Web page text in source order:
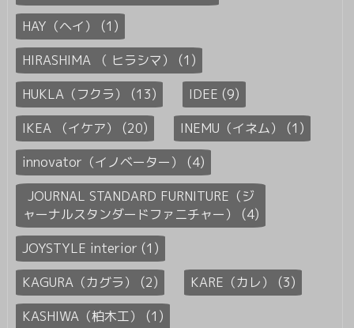
HAY（ヘイ） (1)
HIRASHIMA （ ヒラシマ） (1)
HUKLA（フクラ） (13)
IDEE (9)
IKEA （イケア） (20)
INEMU（イネム） (1)
innovator（イノベーター） (4)
JOURNAL STANDARD FURNITURE（ジ
ャーナルスタンダードファニチャー） (4)
JOYSTYLE interior (1)
KAGURA（カグラ） (2)
KARE（カレ） (3)
KASHIWA（柏木工） (1)